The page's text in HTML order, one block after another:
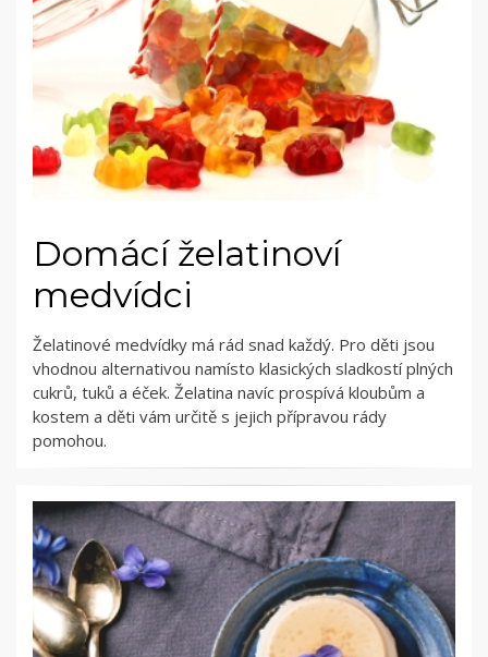
Domácí želatinoví
medvídci
Želatinové medvídky má rád snad každý. Pro děti jsou
vhodnou alternativou namísto klasických sladkostí plných
cukrů, tuků a éček. Želatina navíc prospívá kloubům a
kostem a děti vám určitě s jejich přípravou rády
pomohou.